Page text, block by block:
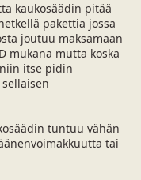
kaukosäädin pitää
pakettia jossa
joutuu maksamaan
mukana mutta koska
itse pidin
tuntuu vähän
tai